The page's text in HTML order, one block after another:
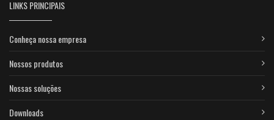
LINKS PRINCIPAIS
Conheça nossa empresa
Nossos produtos
Nossas soluções
Downloads